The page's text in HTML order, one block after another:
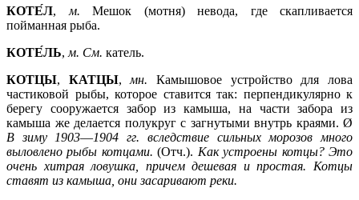
КОТЕ́Л, м. Мешок (мотня) невода, где скапливается
пойманная рыба.
КОТЕ́ЛЬ, м. См. катель.
КОТЦЫ, КАТЦЫ, мн.Камышовое устройство для лова
частиковой рыбы, которое ставится так: перпендикулярно к
берегу сооружается забор из камыша, на части забора из
камыша же делается полукруг с загнутыми внутрь краями. Ø
В зиму 1903—1904 гг. вследствие сильных морозов много
выловлено рыбы котцами.(Отч.). Как устроены котцы? Это
очень хитрая ловушка, причем дешевая и простая. Котцы
ставят из камыша, они засаривают реки.